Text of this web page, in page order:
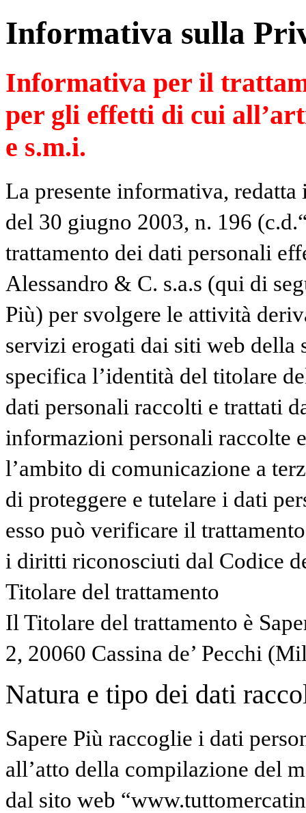
Informativa sulla
Informativa per il
per gli effetti di cui
e s.m.i.
La presente informativa,
del 30 giugno 2003, n. 196
trattamento dei dati personali
Alessandro & C. s.a.s (qui di
Più) per svolgere le attività
servizi erogati dai siti web della
specifica l’identità del titolare
dati personali raccolti e trattati
informazioni personali raccolte
l’ambito di comunicazione a
di proteggere e tutelare i dati
esso può verificare il
i diritti riconosciuti dal Codice
Titolare del trattamento
Il Titolare del trattamento è
2, 20060 Cassina de’ Pecchi
Natura e tipo dei dati
Sapere Più raccoglie i dati
all’atto della compilazione del
dal sito web